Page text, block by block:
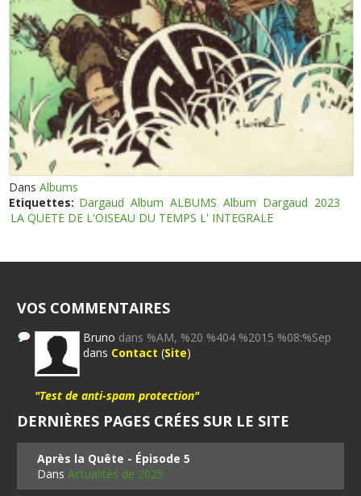
DansAlbums
Etiquettes: Dargaud Album ALBUMS Album Dargaud 2023
LA QUETE DE L'OISEAU DU TEMPS L' INTEGRALE
VOS COMMENTAIRES
Bruno dans %AM, %20 %404 %2015 %08:%Sep
dans Contact (Site)
"Test de anti-spam protection"
DERNIÈRES PAGES CRÉES SUR LE SITE
Après la Quête - Épisode 5
DansActualités de 2025